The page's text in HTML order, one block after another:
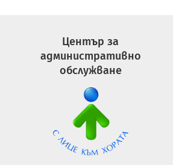
Център за
административно
обслужване